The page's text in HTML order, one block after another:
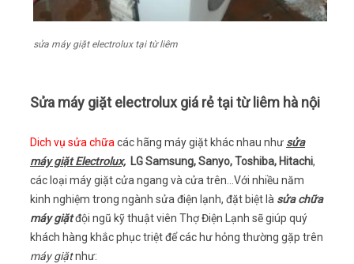
sửa máy giặt electrolux tại từ liêm
Sửa máy giặt electrolux giá rẻ tại từ liêm hà nội
Dich vụ sửa chữacác hãng máy giặt khác nhau như sửa
máy giặt Electrolux, LG Samsung, Sanyo, Toshiba, Hitachi,
các loại máy giặt cửa ngang và cửa trên…Với nhiều năm
kinh nghiệm trong ngành sửa điện lạnh, đặt biệt là sửa chữa
máy giặtđội ngũ kỹ thuật viên Thợ Điện Lạnh sẽ giúp quý
khách hàng khắc phục triệt để các hư hỏng thường gặp trên
máy giặtnhư: